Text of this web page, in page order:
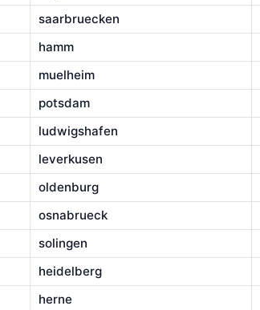
saarbruecken
hamm
muelheim
potsdam
ludwigshafen
leverkusen
oldenburg
osnabrueck
solingen
heidelberg
herne